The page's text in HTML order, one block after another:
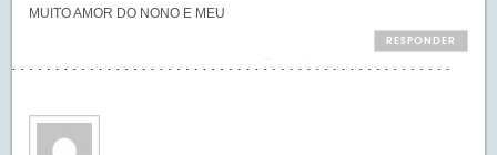
MUITO AMOR DO NONO E MEU
RESPONDER